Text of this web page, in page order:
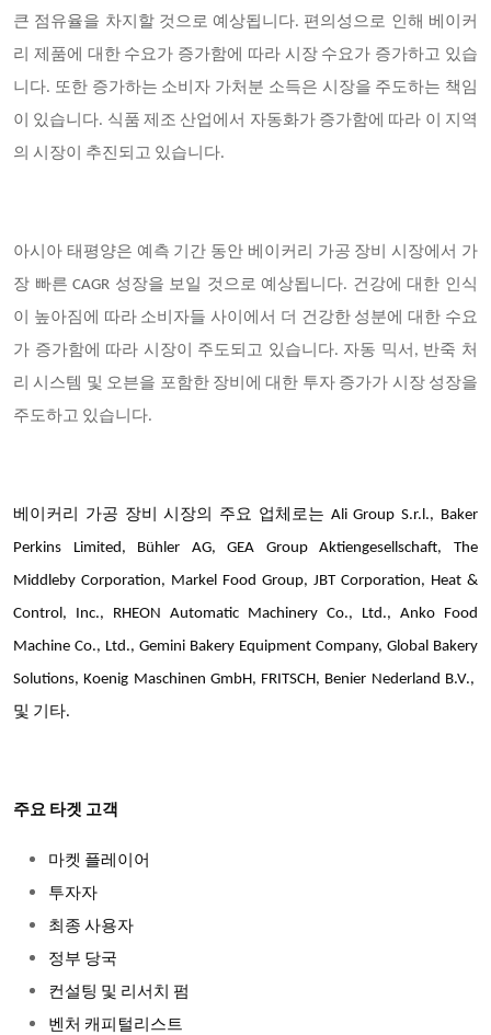
큰 점유율을 차지할 것으로 예상됩니다. 편의성으로 인해 베이커
리 제품에 대한 수요가 증가함에 따라 시장 수요가 증가하고 있습
니다. 또한 증가하는 소비자 가처분 소득은 시장을 주도하는 책임
이 있습니다. 식품 제조 산업에서 자동화가 증가함에 따라 이 지역
의 시장이 추진되고 있습니다.
아시아 태평양은 예측 기간 동안 베이커리 가공 장비 시장에서 가
장 빠른 CAGR 성장을 보일 것으로 예상됩니다. 건강에 대한 인식
이 높아짐에 따라 소비자들 사이에서 더 건강한 성분에 대한 수요
가 증가함에 따라 시장이 주도되고 있습니다. 자동 믹서, 반죽 처
리 시스템 및 오븐을 포함한 장비에 대한 투자 증가가 시장 성장을
주도하고 있습니다.
베이커리 가공 장비 시장의 주요 업체로는 Ali Group S.r.l., Baker
Perkins Limited, Bühler AG, GEA Group Aktiengesellschaft, The
Middleby Corporation, Markel Food Group, JBT Corporation, Heat &
Control, Inc., RHEON Automatic Machinery Co., Ltd., Anko Food
Machine Co., Ltd., Gemini Bakery Equipment Company, Global Bakery
Solutions, Koenig Maschinen GmbH, FRITSCH, Benier Nederland B.V.,
및 기타.
주요 타겟 고객
마켓 플레이어
투자자
최종 사용자
정부 당국
컨설팅 및 리서치 펌
벤처 캐피털리스트